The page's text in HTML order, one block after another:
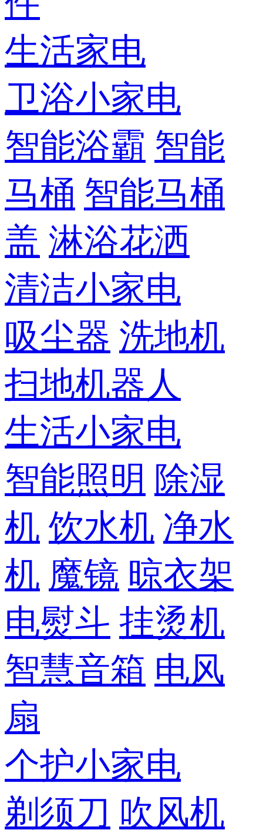
生活家电
卫浴小家电
智能浴霸 智能
马桶 智能马桶
盖 淋浴花洒
清洁小家电
吸尘器 洗地机
扫地机器人
生活小家电
智能照明 除湿
机 饮水机 净水
机 魔镜 晾衣架
电熨斗 挂烫机
智慧音箱 电风
扇
个护小家电
剃须刀 吹风机